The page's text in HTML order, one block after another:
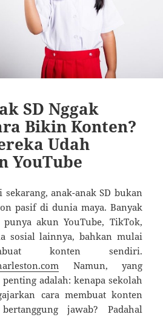
SD Nggak
Bikin Konten?
Udah
YouTube
anak-anak SD bukan
pasif di dunia maya. Banyak
akun YouTube, TikTok,
sosial lainnya, bahkan mulai
konten sendiri.
Namun, yang
adalah: kenapa sekolah
cara membuat konten
jawab? Padahal